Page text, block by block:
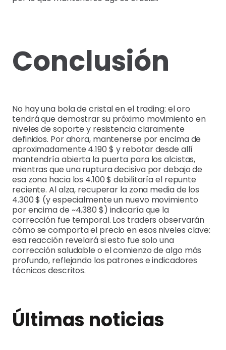
Conclusión
No hay una bola de cristal en el trading: el oro
tendrá que demostrar su próximo movimiento en
niveles de soporte y resistencia claramente
definidos. Por ahora, mantenerse por encima de
aproximadamente 4.190 $ y rebotar desde allí
mantendría abierta la puerta para los alcistas,
mientras que una ruptura decisiva por debajo de
esa zona hacia los 4.100 $ debilitaría el repunte
reciente. Al alza, recuperar la zona media de los
4.300 $ (y especialmente un nuevo movimiento
por encima de ~4.380 $) indicaría que la
corrección fue temporal. Los traders observarán
cómo se comporta el precio en esos niveles clave:
esa reacción revelará si esto fue solo una
corrección saludable o el comienzo de algo más
profundo, reflejando los patrones e indicadores
técnicos descritos.
Últimas noticias